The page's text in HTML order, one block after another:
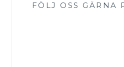
FÖLJ OSS GÄRNA